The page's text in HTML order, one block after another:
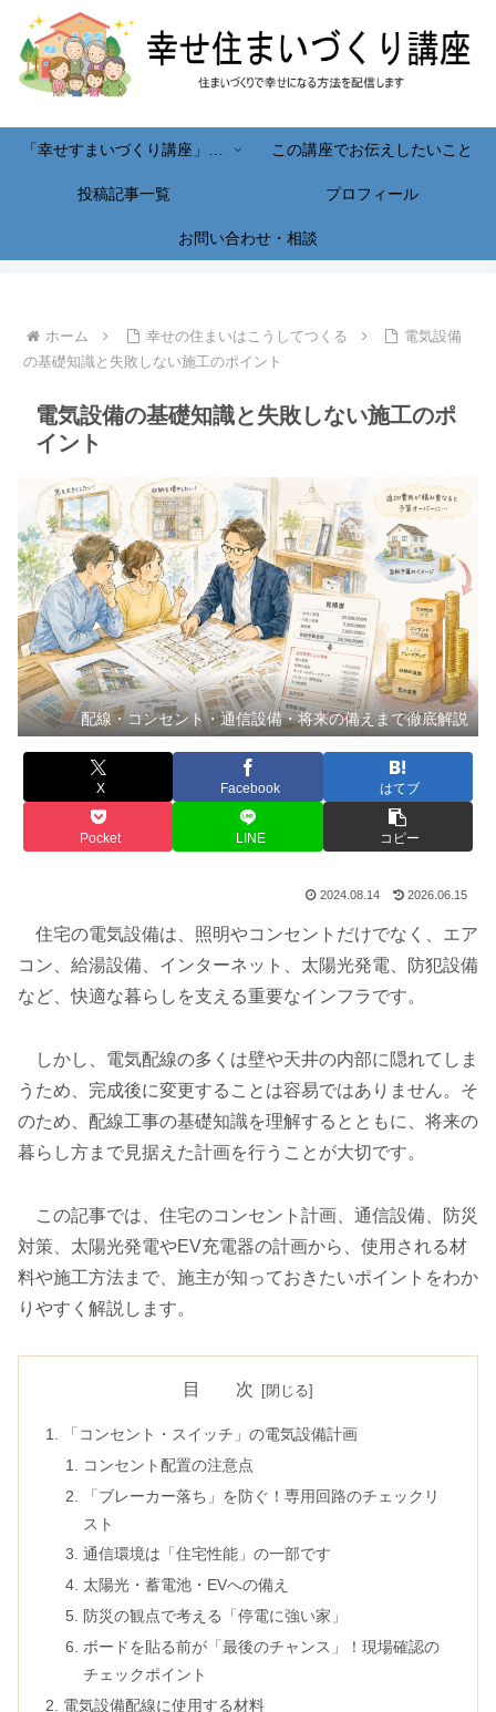
この講座でお伝えしたいこと
投稿記事一覧 プロフィール
お問い合わせ・相談
ホーム 幸せの住まいはこうしてつくる
電気設備
の基礎知識と失敗しない施工のポイント
電気設備の基礎知識と失敗しない施工のポ
イント
配線・コンセント・通信設備・将来の備えまで徹底解説
X Facebook はてブ
Pocket LINE コピー
2024.08.14 2026.06.15
住宅の電気設備は、照明やコンセントだけでなく、エア
コン、給湯設備、インターネット、太陽光発電、防犯設備
など、快適な暮らしを支える重要なインフラです。
しかし、電気配線の多くは壁や天井の内部に隠れてしま
うため、完成後に変更することは容易ではありません。そ
のため、配線工事の基礎知識を理解するとともに、将来の
暮らし方まで見据えた計画を行うことが大切です。
この記事では、住宅のコンセント計画、通信設備、防災
対策、太陽光発電やEV充電器の計画から、使用される材
料や施工方法まで、施主が知っておきたいポイントをわか
りやすく解説します。
目 次
「コンセント・スイッチ」の電気設備計画
コンセント配置の注意点
「ブレーカー落ち」を防ぐ！専用回路のチェックリ
スト
通信環境は「住宅性能」の一部です
太陽光・蓄電池・EVへの備え
防災の観点で考える「停電に強い家」
ボードを貼る前が「最後のチャンス」！現場確認の
チェックポイント
電気設備配線に使用する材料